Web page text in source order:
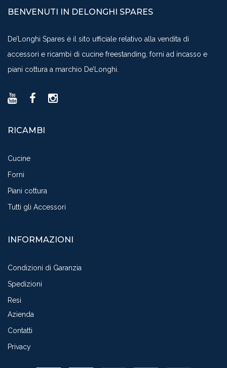
BENVENUTI IN DELONGHI SPARES
De’Longhi Spares è il sito ufficiale relativo alla vendita di
accessori e ricambi di cucine freestanding, forni ad incasso e
piani cottura a marchio De’Longhi.
RICAMBI
Cucine
Forni
Piani cottura
Tutti gli Accessori
INFORMAZIONI
Condizioni di Garanzia
Spedizioni
Resi
Azienda
Contatti
Privacy